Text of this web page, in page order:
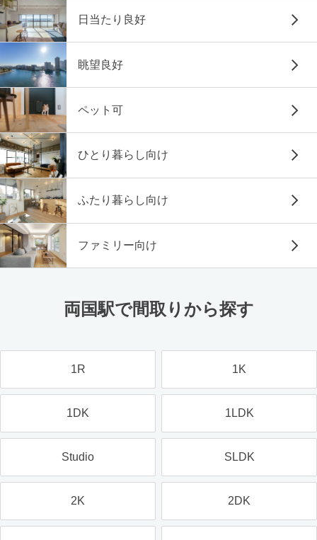
日当たり良好
眺望良好
ペット可
ひとり暮らし向け
ふたり暮らし向け
ファミリー向け
両国駅で間取りから探す
1R 1K
1DK 1LDK
Studio SLDK
2K 2DK